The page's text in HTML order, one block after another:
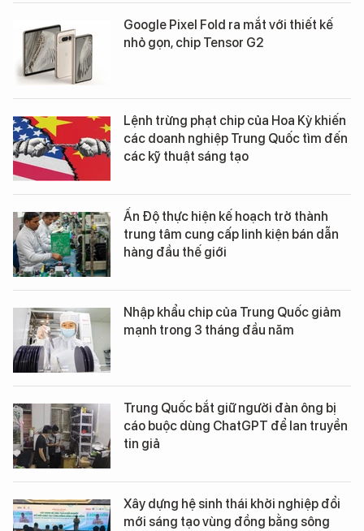
Google Pixel Fold ra mắt với thiết kế
nhỏ gọn, chip Tensor G2
Lệnh trừng phạt chip của Hoa Kỳ khiến
các doanh nghiệp Trung Quốc tìm đến
các kỹ thuật sáng tạo
Ấn Độ thực hiện kế hoạch trở thành
trung tâm cung cấp linh kiện bán dẫn
hàng đầu thế giới
Nhập khẩu chip của Trung Quốc giảm
mạnh trong 3 tháng đầu năm
Trung Quốc bắt giữ người đàn ông bị
cáo buộc dùng ChatGPT để lan truyền
tin giả
Xây dựng hệ sinh thái khởi nghiệp đổi
mới sáng tạo vùng đồng bằng sông